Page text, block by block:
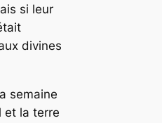
si leur
divines
semaine
et la terre